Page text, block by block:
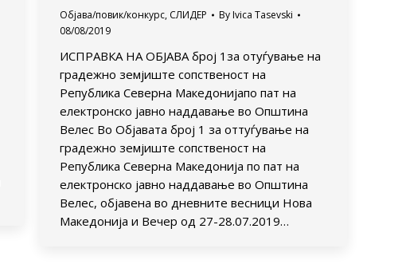
Објава/повик/конкурс, СЛИДЕР By Ivica Tasevski
08/08/2019
ИСПРАВКА НА ОБЈАВА број 1за отуѓување на
градежно земјиште сопственост на
Република Северна Македонијапо пат на
електронско јавно наддавање во Општина
Велес Во Објавата број 1 за оттуѓување на
градежно земјиште сопственост на
Република Северна Македонија по пат на
електронско јавно наддавање во Општина
Велес, објавена во дневните весници Нова
Македонија и Вечер од 27-28.07.2019…